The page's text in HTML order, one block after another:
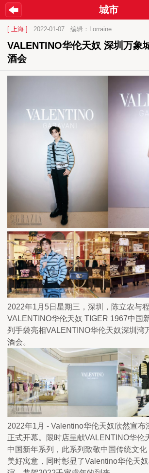
城市
[ 上海 ] 2022-01-07 编辑：Lorraine
VALENTINO华伦天奴 深圳万象
酒会
2022年1月5日星期三，深圳，陈立农与
VALENTINO华伦天奴 TIGER 1967中国
列手袋亮相VALENTINO华伦天奴深圳湾
酒会。
2022年1月 - Valentino华伦天奴欣然宣
正式开幕。限时店呈献VALENTINO华伦
中国新年系列，此系列致敬中国传统文
美好寓意，同时彰显了Valentino华伦天